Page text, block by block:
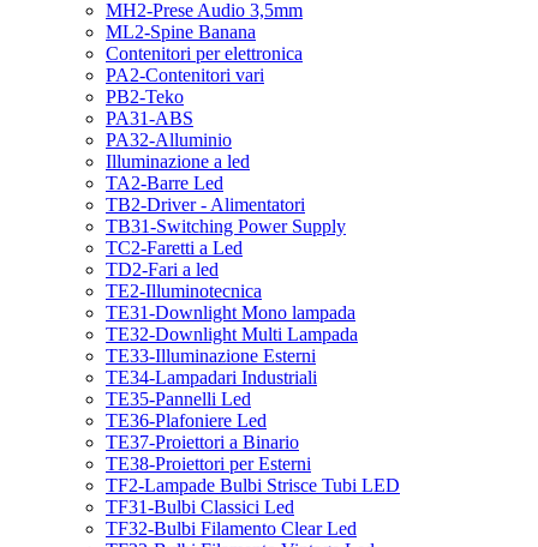
MH2-Prese Audio 3,5mm
ML2-Spine Banana
Contenitori per elettronica
PA2-Contenitori vari
PB2-Teko
PA31-ABS
PA32-Alluminio
Illuminazione a led
TA2-Barre Led
TB2-Driver - Alimentatori
TB31-Switching Power Supply
TC2-Faretti a Led
TD2-Fari a led
TE2-Illuminotecnica
TE31-Downlight Mono lampada
TE32-Downlight Multi Lampada
TE33-Illuminazione Esterni
TE34-Lampadari Industriali
TE35-Pannelli Led
TE36-Plafoniere Led
TE37-Proiettori a Binario
TE38-Proiettori per Esterni
TF2-Lampade Bulbi Strisce Tubi LED
TF31-Bulbi Classici Led
TF32-Bulbi Filamento Clear Led